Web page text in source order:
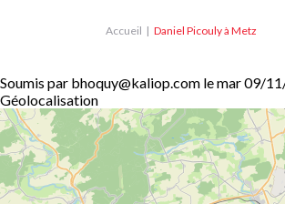
Accueil Daniel Picouly à Metz
Soumis par bhoquy@kaliop.com lemar 09/
Géolocalisation